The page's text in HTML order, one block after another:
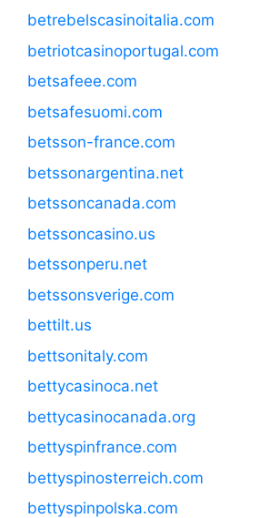
betrebelscasinoitalia.com
betriotcasinoportugal.com
betsafeee.com
betsafesuomi.com
betsson-france.com
betssonargentina.net
betssoncanada.com
betssoncasino.us
betssonperu.net
betssonsverige.com
bettilt.us
bettsonitaly.com
bettycasinoca.net
bettycasinocanada.org
bettyspinfrance.com
bettyspinosterreich.com
bettyspinpolska.com